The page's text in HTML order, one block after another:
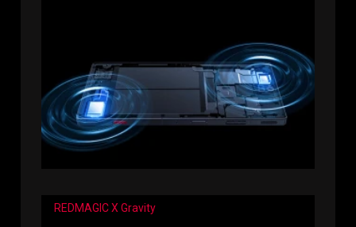
REDMAGIC X Gravity